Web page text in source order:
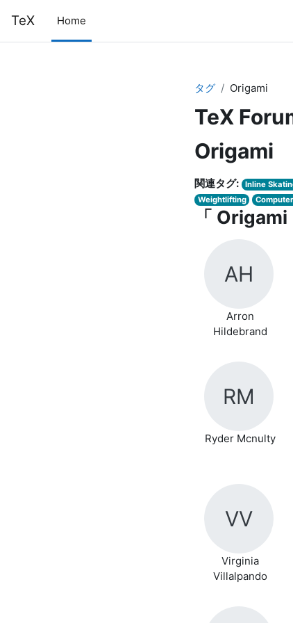
TeX Home
タグ Origami
TeX
Origami
関連タグ: Inline
Weightlifting
「
AH
Arron
Hildebrand
RM
Ryder Mcnulty
VV
Virginia
Villalpando